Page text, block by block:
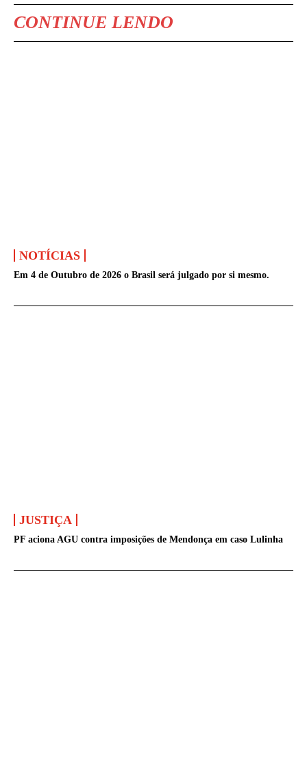
CONTINUE LENDO
NOTÍCIAS
Em 4 de Outubro de 2026 o Brasil será julgado por si mesmo.
JUSTIÇA
PF aciona AGU contra imposições de Mendonça em caso Lulinha